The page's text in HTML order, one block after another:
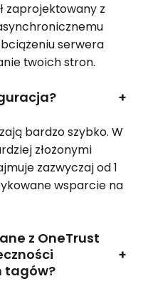
zaprojektowany z
serwera
twoich stron.
+
bardzo szybko. W
złożonymi
zazwyczaj od 1
wsparcie na
z OneTrust
tagów?
+